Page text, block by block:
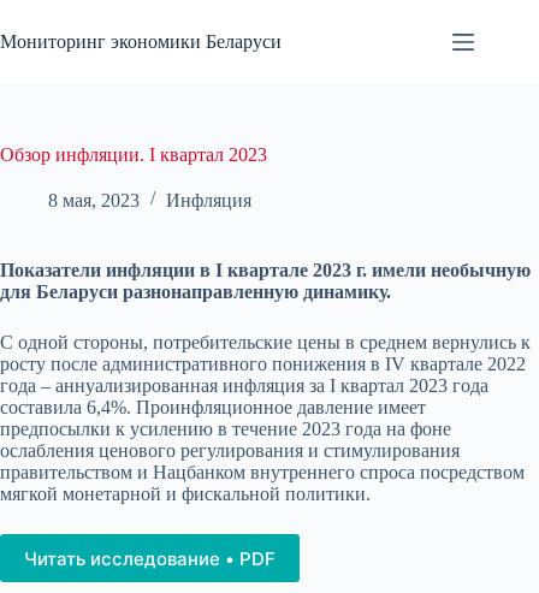
к
сути
Мониторинг экономики Беларуси
Обзор инфляции. I квартал 2023
8 мая, 2023 Инфляция
Показатели инфляции в I квартале 2023 г. имели необычную
для Беларуси разнонаправленную динамику.
С одной стороны, потребительские цены в среднем вернулись к
росту после административного понижения в IV квартале 2022
года – аннуализированная инфляция за I квартал 2023 года
составила 6,4%. Проинфляционное давление имеет
предпосылки к усилению в течение 2023 года на фоне
ослабления ценового регулирования и стимулирования
правительством и Нацбанком внутреннего спроса посредством
мягкой монетарной и фискальной политики.
Читать исследование • PDF